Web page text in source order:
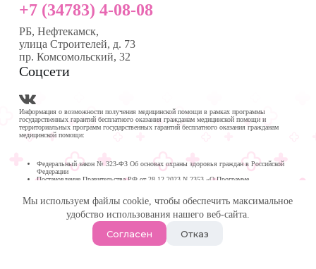
Мы используем файлы cookie, чтобы обеспечить максимальное
удобство использования нашего веб-сайта.
Согласен Отказ
+7 (34783) 4-08-08
РБ, Нефтекамск,
улица Строителей, д. 73
пр. Комсомольский, 32
Соцсети
Информация о возможности получения медицинской помощи в рамках программы
государственных гарантий бесплатного оказания гражданам медицинской помощи и
территориальных программ государственных гарантий бесплатного оказания гражданам
медицинской помощи:
Федеральный закон № 323-ФЗ Об основах охраны здоровья граждан в Российской
Федерации
Постановление Правительства РФ от 28.12.2023 N 2353 «О Программе
Программа государственных гарантий бесплатного оказания гражданам медицинской
Республике Башкортостан на 2024 год и на плановый период 2025 и 2026 годов
Медика Плюс
| Многопрофильная клиника в